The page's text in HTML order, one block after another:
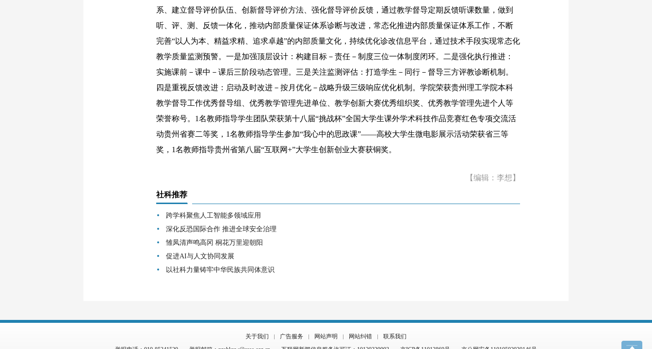
系、建立督导评价队伍、创新督导评价方法、强化督导评价反馈，通过教学督导定期反馈听课数量，做到
听、评、测、反馈一体化，推动内部质量保证体系诊断与改进，常态化推进内部质量保证体系工作，不断
完善“以人为本、精益求精、追求卓越”的内部质量文化，持续优化诊改信息平台，通过技术手段实现常态化
教学质量监测预警。一是加强顶层设计：构建目标－责任－制度三位一体制度闭环。二是强化执行推进：
实施课前－课中－课后三阶段动态管理。三是关注监测评估：打造学生－同行－督导三方评教诊断机制。
四是重视反馈改进：启动及时改进－按月优化－战略升级三级响应优化机制。学院荣获贵州理工学院本科
教学督导工作优秀督导组、优秀教学管理先进单位、教学创新大赛优秀组织奖、优秀教学管理先进个人等
荣誉称号。1名教师指导学生团队荣获第十八届“挑战杯”全国大学生课外学术科技作品竞赛红色专项交流活
动贵州省赛二等奖，1名教师指导学生参加“我心中的思政课”——高校大学生微电影展示活动荣获省三等
奖，1名教师指导贵州省第八届“互联网+”大学生创新创业大赛获铜奖。
【编辑：李想】
社科推荐
跨学科聚焦人工智能多领域应用
深化反恐国际合作 推进全球安全治理
雏凤清声鸣高冈 桐花万里迎朝阳
促进AI与人文协同发展
以社科力量铸牢中华民族共同体意识
关于我们 广告服务 网站声明 网站纠错
联系我们